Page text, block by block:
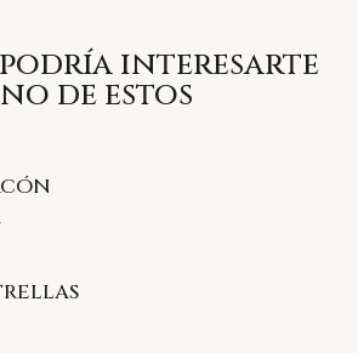
podría interesarte
de estos